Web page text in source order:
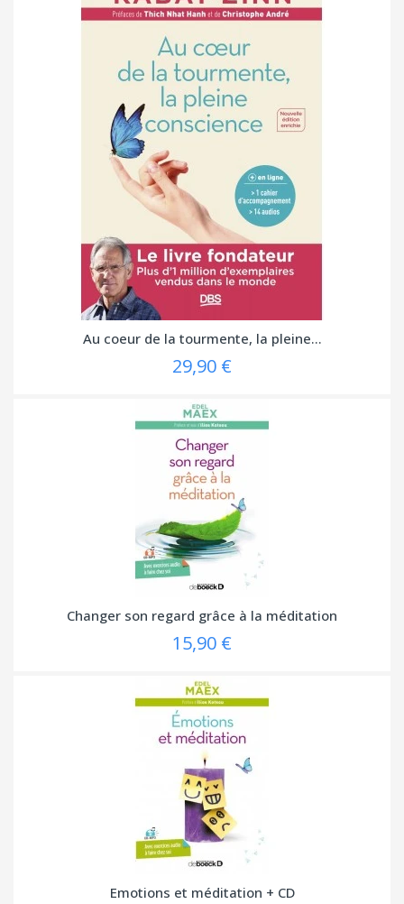
Au coeur de la tourmente, la pleine...
29,90 €
Changer son regard grâce à la méditation
15,90 €
Emotions et méditation + CD